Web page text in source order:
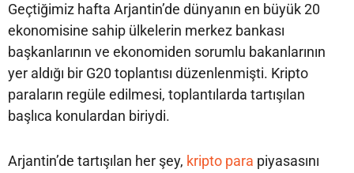
Geçtiğimiz hafta Arjantin’de dünyanın en büyük 20
ekonomisine sahip ülkelerin merkez bankası
başkanlarının ve ekonomiden sorumlu bakanlarının
yer aldığı bir G20 toplantısı düzenlenmişti. Kripto
paraların regüle edilmesi, toplantılarda tartışılan
başlıca konulardan biriydi.
Arjantin’de tartışılan her şey, kripto para piyasasını